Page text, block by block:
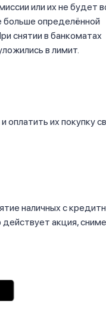
или их не будет
больше определённой
снятии в банкоматах
в лимит.
их покупку
наличных с
акция,